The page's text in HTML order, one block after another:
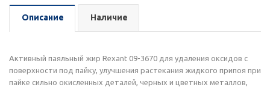
Описание Наличие
Активный паяльный жир Rexant 09-3670 для удаления оксидов с
поверхности под пайку, улучшения растекания жидкого припоя при
пайке сильно окисленных деталей, черных и цветных металлов,